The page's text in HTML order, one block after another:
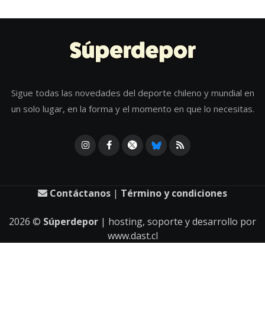
Sigue todas las novedades del deporte chileno y mundial en
un solo lugar, en la forma y el momento en que lo necesitas.
Contáctanos | Término y condiciones
2026 © Súperdepor | hosting, soporte y desarrollo por
www.dast.cl